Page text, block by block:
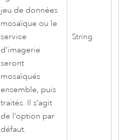
jeu de données
mosaïque ou le
service
d’imagerie
seront
mosaïqués
ensemble, puis
traités. Il s’agit
de l’option par
défaut.
String